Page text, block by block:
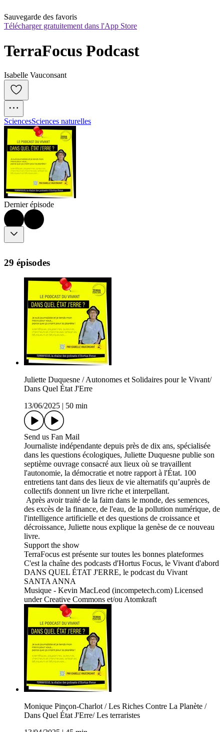
Sauvegarde des favoris
Télécharger gratuitement dans l'App Store
TerraFocus Podcast
Isabelle Vauconsant
SciencesSciences naturelles
Dernier épisode
29 épisodes
Juliette Duquesne / Autonomes et Solidaires pour le Vivant/
Dans Quel État J'Erre
13/06/2025
50 min
Send us Fan Mail
Journaliste indépendante depuis près de dix ans, spécialisée
dans les questions écologiques, Juliette Duquesne publie son
septième ouvrage consacré aux lieux où se travaillent
l'autonomie, la démocratie et notre rapport à l'État. 100
entretiens tant dans des lieux de vie alternatifs qu’auprès de
collectifs donnent un livre riche et interpellant.
Après avoir traité de la faim dans le monde, des semences,
des excès de la finance, de l'eau, de la pollution numérique, de
l'intelligence artificielle et des questions de croissance et
décroissance, Juliette nous explique la genèse de ce nouveau
livre.
Support the show
TerraFocus est présente sur toutes les bonnes plateformes
C'est la chaîne des podcasts d'Hortus Focus, le Vivant d'abord
DANS QUEL ÉTAT J'ERRE, le podcast du Vivant
SANTA ANNA
Musique - Kevin MacLeod (incompetech.com) Licensed
under Creative Commons et/ou Atomkraft
Monique Pinçon-Charlot / Les Riches Contre La Planète /
Dans Quel État J'Erre/ Les terraristes